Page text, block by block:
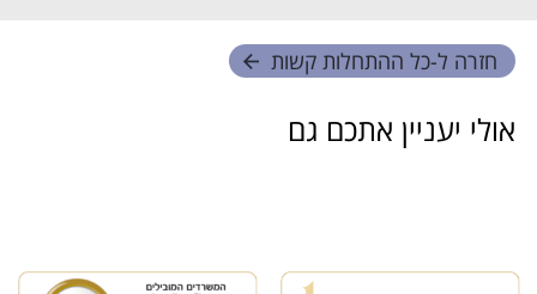
חזרה ל-כל ההתחלות קשות
אולי יעניין אתכם גם